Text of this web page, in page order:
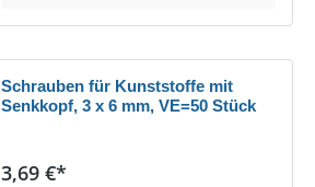
Schrauben für Kunststoffe mit
Senkkopf, 3 x 6 mm, VE=50 Stück
Regulärer Preis:
3,69 €*